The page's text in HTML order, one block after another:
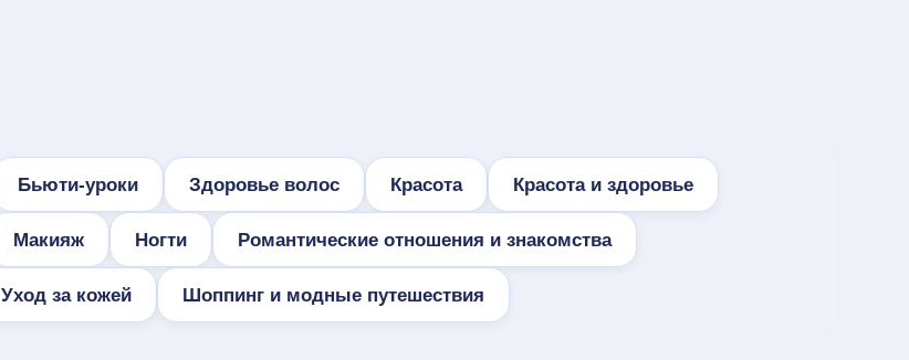
Бьюти-уроки Здоровье волос Красота Красота и здоровье
Макияж Ногти Романтические отношения и знакомства
Уход за кожей Шоппинг и модные путешествия